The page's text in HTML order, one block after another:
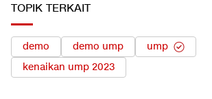
TOPIK TERKAIT
demo demo ump
ump
kenaikan ump 2023